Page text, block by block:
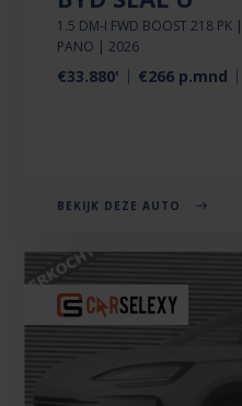
1.5 DM-I FWD BOOST 218 PK
PANO | 2026
€33.880' €266 p.mnd
BEKIJK DEZE AUTO